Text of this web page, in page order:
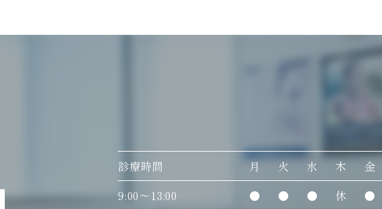
診療時間 月 火 水 木 金
9:00〜13:00
● ● ● 休 ●